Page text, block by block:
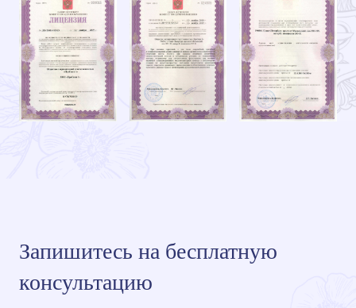
Запишитесь на бесплатную
консультацию